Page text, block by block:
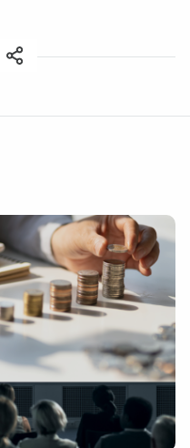
LinkedIn